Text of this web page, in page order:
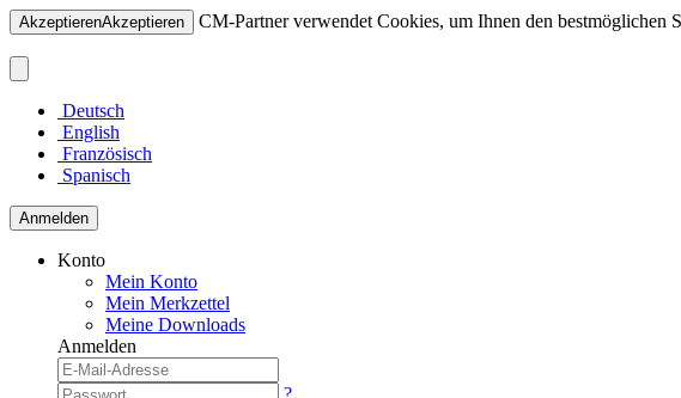
AkzeptierenAkzeptieren CM-Partner verwendet Cookies, um Ihnen den bestmöglichen
Deutsch
English
Französisch
Spanisch
Anmelden
Konto
Mein Konto
Mein Merkzettel
Meine Downloads
Anmelden
?